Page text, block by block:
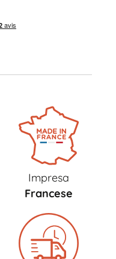
Impresa
Francese